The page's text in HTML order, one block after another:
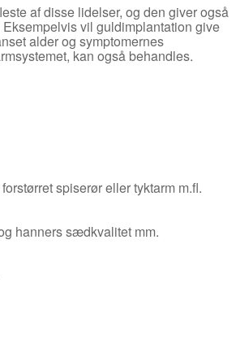
af disse lidelser, og den giver også
vil guldimplantation give
alder og symptomernes
kan også behandles.
spiserør eller tyktarm m.fl.
hanners sædkvalitet mm.